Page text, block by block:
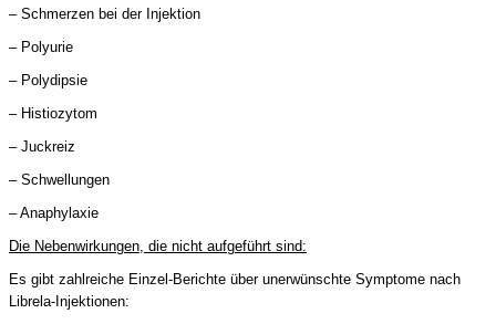
– Schmerzen bei der Injektion
– Polyurie
– Polydipsie
– Histiozytom
– Juckreiz
– Schwellungen
– Anaphylaxie
Die Nebenwirkungen, die nicht aufgeführt sind:
Es gibt zahlreiche Einzel-Berichte über unerwünschte Symptome nach
Librela-Injektionen: